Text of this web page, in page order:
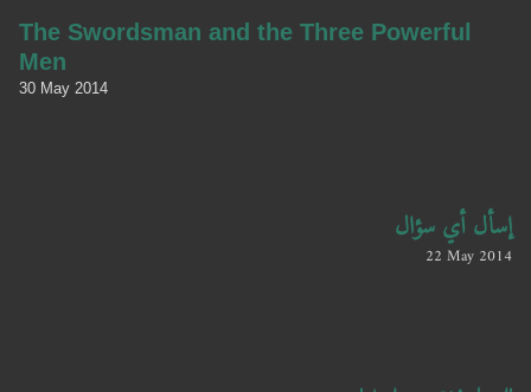
The Swordsman and the Three Powerful
Men
30 May 2014
إسأل أي سؤال
22 May 2014